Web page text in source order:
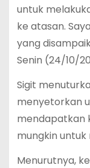
untuk
ke atasan.
yang
Senin (24/10/
Sigit
menyetorkan
mendapatkan
mungkin
Menurutnya,